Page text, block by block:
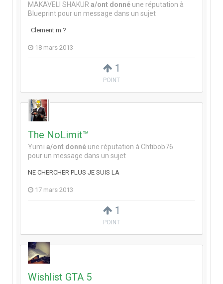
1
POINT
MAKAVELI SHAKUR a/ont donné une réputation à
Blueprint pour un message dans un sujet
Clement m ?
18 mars 2013
1
POINT
The NoLimit™
Yumïa/ont donné une réputation à Chtibob76
pour un message dans un sujet
NE CHERCHER PLUS JE SUIS LA
17 mars 2013
Wishlist GTA 5